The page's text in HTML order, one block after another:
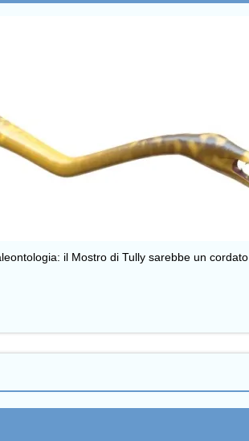
il Mostro di Tully sarebbe un cordato